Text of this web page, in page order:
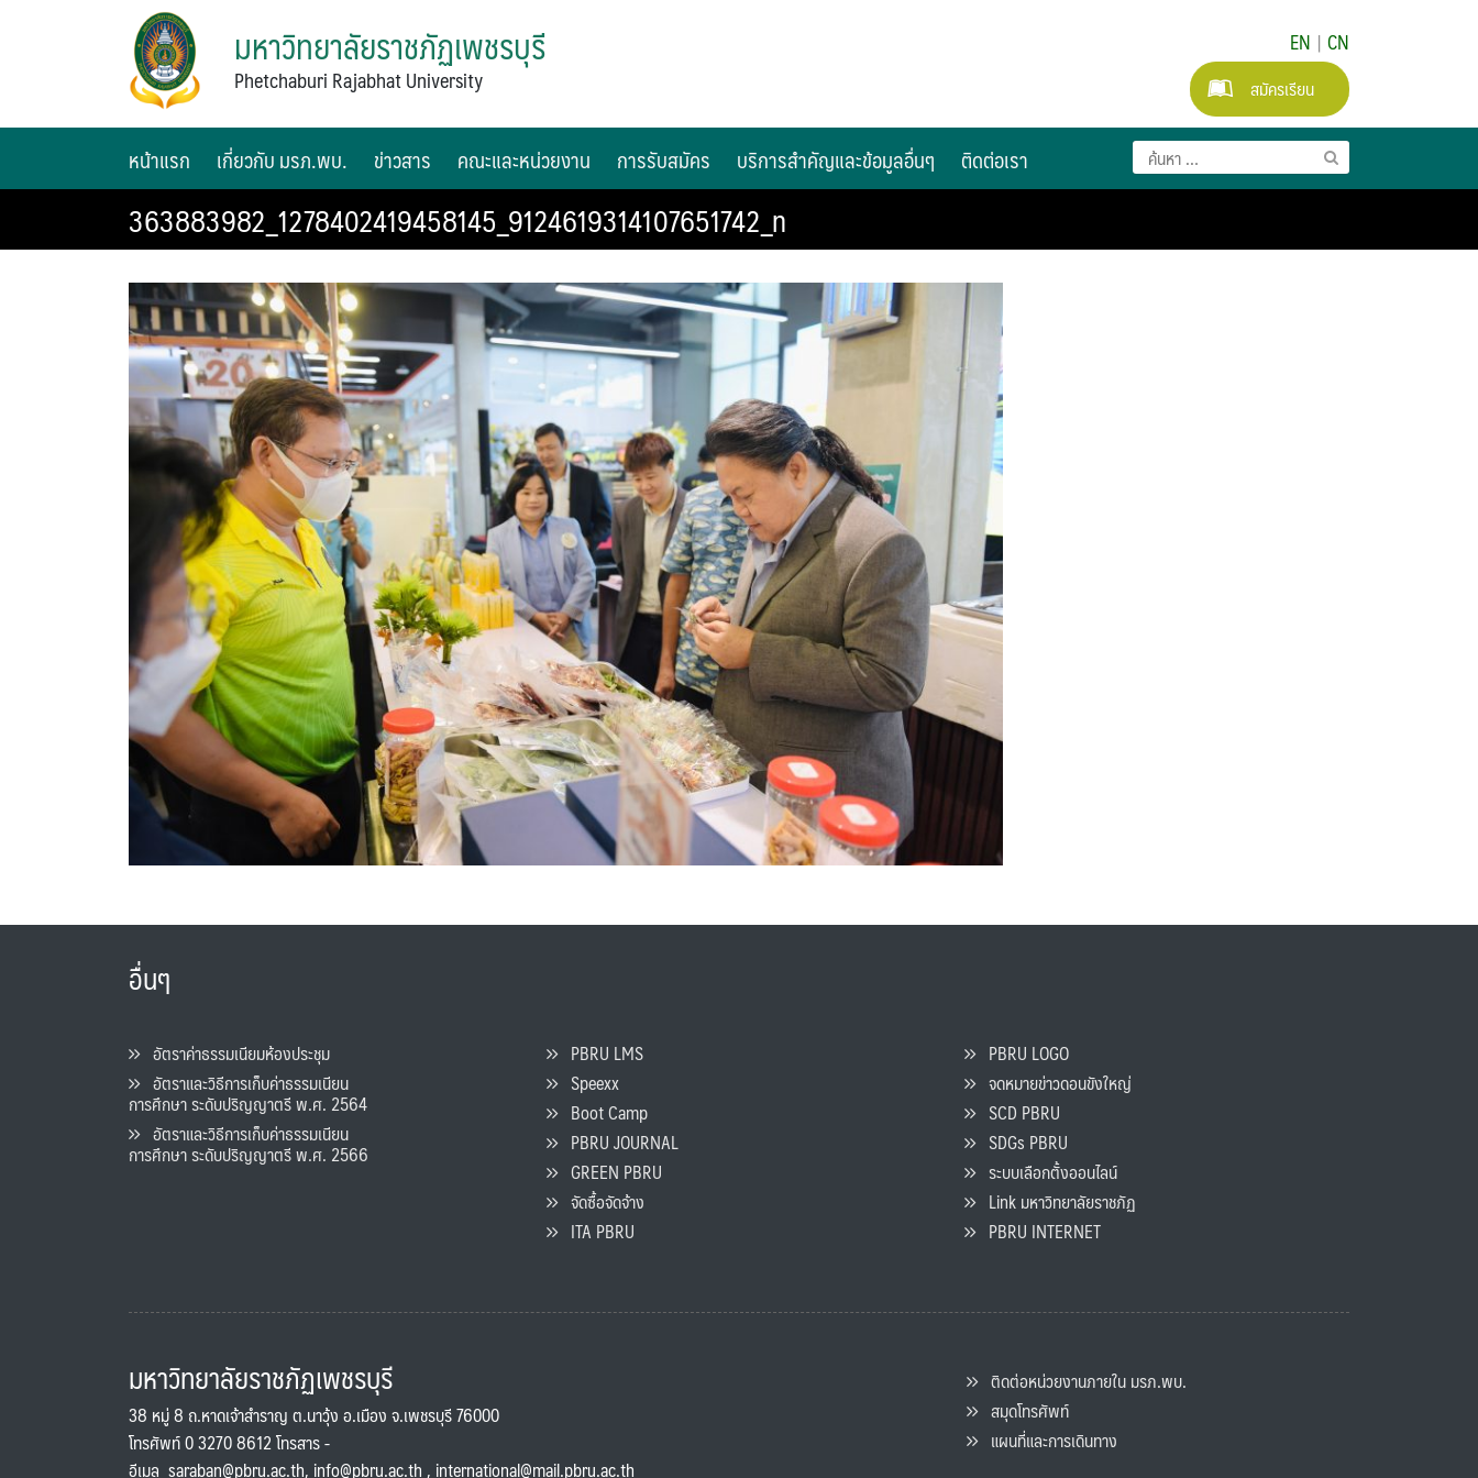
มหาวิทยาลัยราชภัฏเพชรบุรี
Phetchaburi Rajabhat University
EN | CN
สมัครเรียน
หน้าแรก เกี่ยวกับ มรภ.พบ. ข่าวสาร คณะและหน่วยงาน การรับสมัคร บริการสำคัญและข้อมูลอื่นๆ ติดต่อเรา
363883982_1278402419458145_9124619314107651742_n
อื่นๆ
อัตราค่าธรรมเนียมห้องประชุม
อัตราและวิธีการเก็บค่าธรรมเนียน
การศึกษา ระดับปริญญาตรี พ.ศ. 2564
อัตราและวิธีการเก็บค่าธรรมเนียน
การศึกษา ระดับปริญญาตรี พ.ศ. 2566
PBRU LMS
Speexx
Boot Camp
PBRU JOURNAL
GREEN PBRU
จัดซื้อจัดจ้าง
ITA PBRU
PBRU LOGO
จดหมายข่าวดอนขังใหญ่
SCD PBRU
SDGs PBRU
ระบบเลือกตั้งออนไลน์
Link มหาวิทยาลัยราชภัฏ
PBRU INTERNET
มหาวิทยาลัยราชภัฏเพชรบุรี
38 หมู่ 8 ถ.หาดเจ้าสำราญ ต.นาวุ้ง อ.เมือง จ.เพชรบุรี 76000
โทรศัพท์ 0 3270 8612 โทรสาร -
อีเมล saraban@pbru.ac.th, info@pbru.ac.th, international@mail.pbru.ac.th
ติดต่อหน่วยงานภายใน มรภ.พบ.
สมุดโทรศัพท์
แผนที่และการเดินทาง